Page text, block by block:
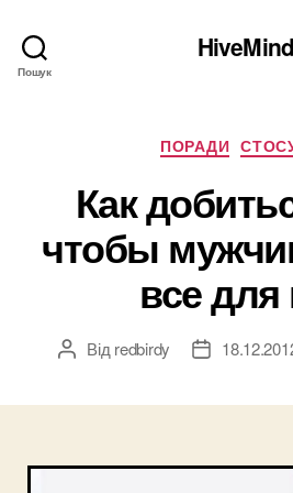
Пошук
HiveMind
ПОРАДИ
Как
чтобы
все для
Автор
Від redbirdy
Дата